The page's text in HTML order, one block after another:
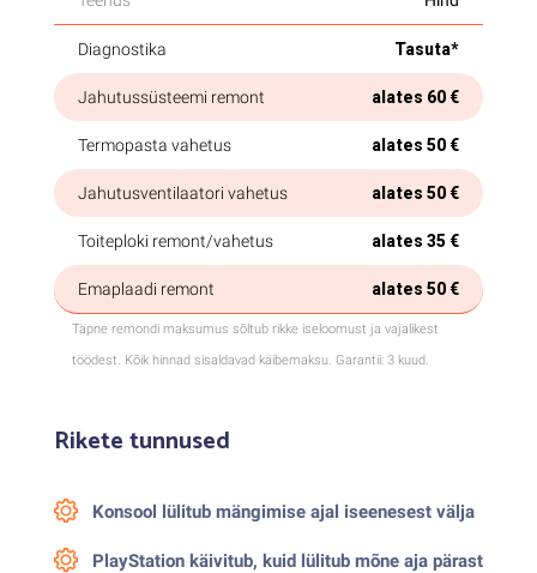
Diagnostika Tasuta*
Jahutussüsteemi remont alates 60 €
Termopasta vahetus alates 50 €
Jahutusventilaatori vahetus alates 50 €
Toiteploki remont/vahetus alates 35 €
Emaplaadi remont alates 50 €
Täpne remondi maksumus sõltub rikke iseloomust ja vajalikest
töödest. Kõik hinnad sisaldavad käibemaksu. Garantii: 3 kuud.
Rikete tunnused
Konsool lülitub mängimise ajal iseenesest välja
PlayStation käivitub, kuid lülitub mõne aja pärast